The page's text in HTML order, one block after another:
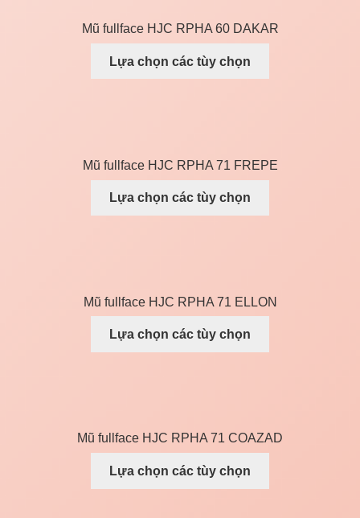
Mũ fullface HJC RPHA 60 DAKAR
Lựa chọn các tùy chọn
Mũ fullface HJC RPHA 71 FREPE
Lựa chọn các tùy chọn
Mũ fullface HJC RPHA 71 ELLON
Lựa chọn các tùy chọn
Mũ fullface HJC RPHA 71 COAZAD
Lựa chọn các tùy chọn